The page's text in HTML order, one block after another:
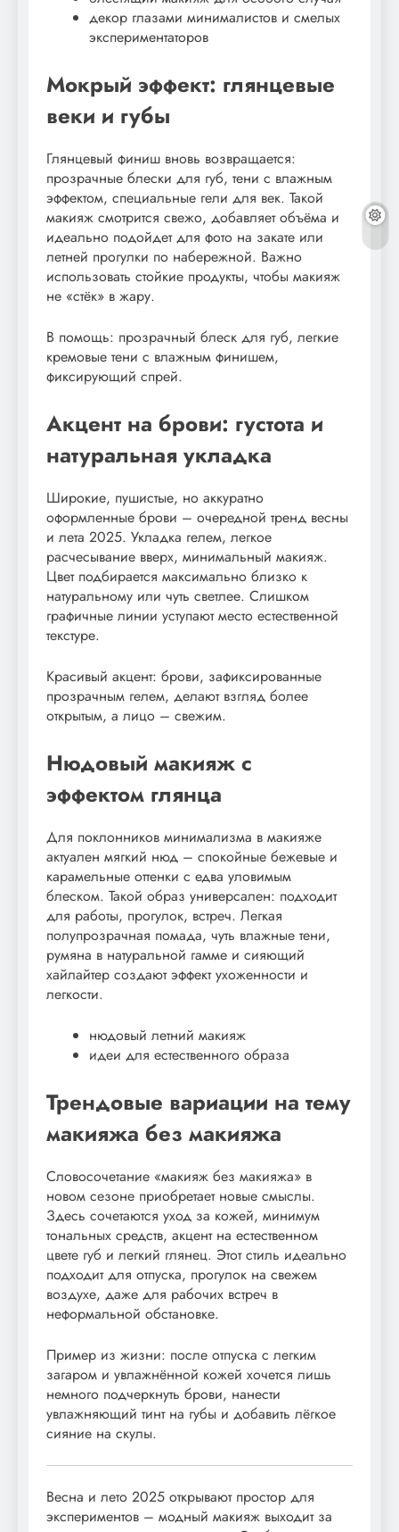
декор глазами минималистов и смелых
экспериментаторов
Мокрый эффект: глянцевые
веки и губы
Глянцевый финиш вновь возвращается:
прозрачные блески для губ, тени с влажным
эффектом, специальные гели для век. Такой
макияж смотрится свежо, добавляет объёма и
идеально подойдет для фото на закате или
летней прогулки по набережной. Важно
использовать стойкие продукты, чтобы макияж
не «стёк» в жару.
В помощь: прозрачный блеск для губ, легкие
кремовые тени с влажным финишем,
фиксирующий спрей.
Акцент на брови: густота и
натуральная укладка
Широкие, пушистые, но аккуратно
оформленные брови – очередной тренд весны
и лета 2025. Укладка гелем, легкое
расчесывание вверх, минимальный макияж.
Цвет подбирается максимально близко к
натуральному или чуть светлее. Слишком
графичные линии уступают место естественной
текстуре.
Красивый акцент: брови, зафиксированные
прозрачным гелем, делают взгляд более
открытым, а лицо – свежим.
Нюдовый макияж с
эффектом глянца
Для поклонников минимализма в макияже
актуален мягкий нюд – спокойные бежевые и
карамельные оттенки с едва уловимым
блеском. Такой образ универсален: подходит
для работы, прогулок, встреч. Легкая
полупрозрачная помада, чуть влажные тени,
румяна в натуральной гамме и сияющий
хайлайтер создают эффект ухоженности и
легкости.
нюдовый летний макияж
идеи для естественного образа
Трендовые вариации на тему
макияжа без макияжа
Словосочетание «макияж без макияжа» в
новом сезоне приобретает новые смыслы.
Здесь сочетаются уход за кожей, минимум
тональных средств, акцент на естественном
цвете губ и легкий глянец. Этот стиль идеально
подходит для отпуска, прогулок на свежем
воздухе, даже для рабочих встреч в
неформальной обстановке.
Пример из жизни: после отпуска с легким
загаром и увлажнённой кожей хочется лишь
немного подчеркнуть брови, нанести
увлажняющий тинт на губы и добавить лёгкое
сияние на скулы.
Весна и лето 2025 открывают простор для
экспериментов – модный макияж выходит за